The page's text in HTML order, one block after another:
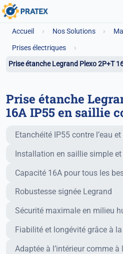
Accueil › Nos Solutions ›
Prises électriques ›
Prise étanche Legrand Plexo 2P+T
Prise étanche
16A IP55 en saillie
Fonctionnalités
Etanchéité IP55 contre l’eau
Installation en saillie simple et
Capacité 16A pour tous les
Robustesse signée Legrand
Avantages
Sécurité maximale en milieu
Fiabilité et longévité grâce à
Adaptée à l’intérieur comme à